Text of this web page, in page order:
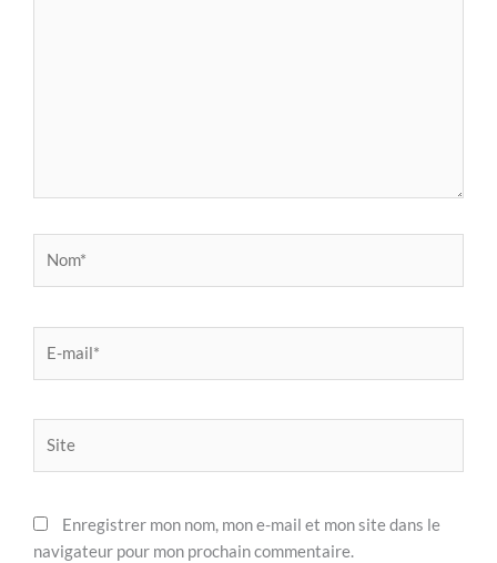
mail*
Enregistrer mon nom, mon e-mail et mon site dans le
navigateur pour mon prochain commentaire.